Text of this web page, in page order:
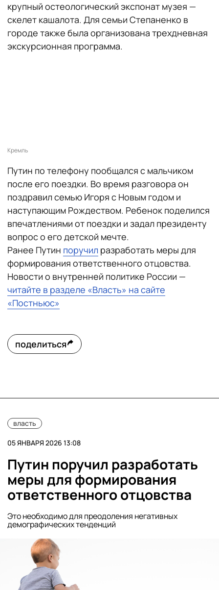
крупный остеологический экспонат музея —
скелет кашалота. Для семьи Степаненко в
городе также была организована трехдневная
экскурсионная программа.
Кремль
Путин по телефону пообщался с мальчиком
после его поездки. Во время разговора он
поздравил семью Игоря с Новым годом и
наступающим Рождеством. Ребенок поделился
впечатлениями от поездки и задал президенту
вопрос о его детской мечте.
Ранее Путин поручил разработать меры для
формирования ответственного отцовства.
Новости о внутренней политике России —
читайте в разделе «Власть» на сайте
«Постньюс»
поделиться
власть
05 ЯНВАРЯ 2026 13:08
Путин поручил разработать
меры для формирования
ответственного отцовства
Это необходимо для преодоления негативных
демографических тенденций